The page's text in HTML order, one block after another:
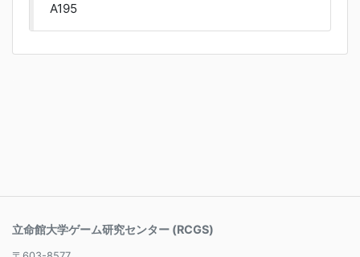
A195
立命館大学ゲーム研究センター (RCGS)